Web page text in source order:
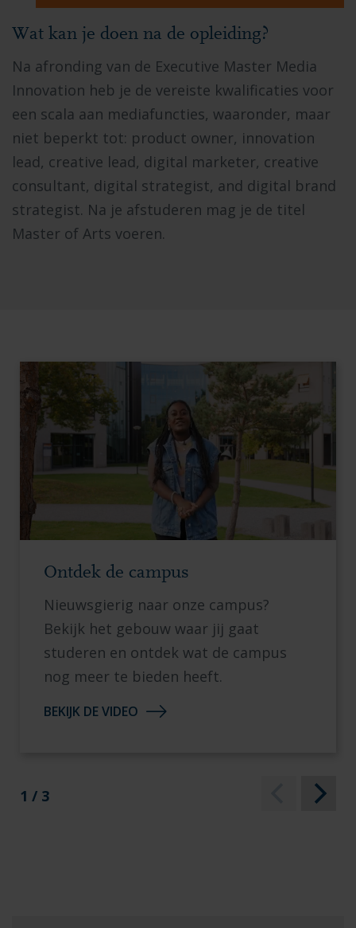
Wat kan je doen na de opleiding?
Na afronding van de Executive Master Media
Innovation heb je de vereiste kwalificaties voor
een scala aan mediafuncties, waaronder, maar
niet beperkt tot: product owner, innovation
lead, creative lead, digital marketer, creative
consultant, digital strategist, and digital brand
strategist. Na je afstuderen mag je de titel
Master of Arts voeren.
Ontdek de campus
Nieuwsgierig naar onze campus?
Bekijk het gebouw waar jij gaat
studeren en ontdek wat de campus
nog meer te bieden heeft.
BEKIJK DE VIDEO
1 / 3